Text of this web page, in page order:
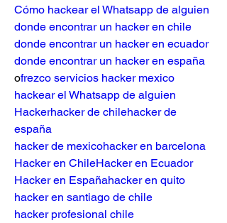
Cómo hackear el Whatsapp de alguien
donde encontrar un hacker en chile
donde encontrar un hacker en ecuador
donde encontrar un hacker en españa
ofrezco servicios hacker mexico
hackear el Whatsapp de alguien
Hackerhacker de chilehacker de
españa
hacker de mexicohacker en barcelona
Hacker en ChileHacker en Ecuador
Hacker en Españahacker en quito
hacker en santiago de chile
hacker profesional chile